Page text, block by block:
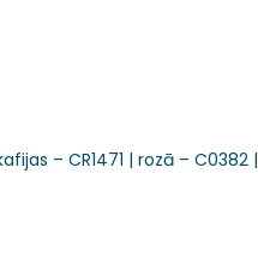
– CR1471 | rozā – C0382 |